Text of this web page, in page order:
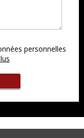
personnelles